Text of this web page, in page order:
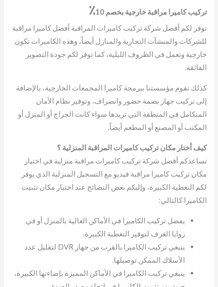
تركيب كاميرا مراقبة خارجية بخصم 10 ٪
توفر لكم أفضل شركة تركيب كاميرات المراقبة أفضل كاميرا مراقبة
للشركات والمنشآت التجارية والمنازل أيضاً، وهذه الكاميرات تكون
خارجية وتعمل في الظروف الليلية، كما توفر لكم جودة التصوير
الفائقة.
كذلك تقوم مؤسستنا ببرمجة كاميرا المجمعات الخارجية، بالإضافة
إلى تركيب جهاز بصمة حضور وانصراف، وتوفير نظام الأمان
المتكامل في المنطقة التي تريدها سواء كانت الجراج أو المنزل أو
المكتب أو المصنع أو المطعم أيضاً.
كيف أختار مكان تركيب كاميرات المراقبة المنزلية ؟
تساعدكم أفضل شركة تركيب كاميرات مراقبة منزلية في اختيار
مكان تركيب كاميرا مراقبة فيديو مع التسجيل المنزلية الذي يوفر
لكم التغطية الكبيرة، وإليكم بعض النصائح عند اختيار مكان تثبيت
الكاميرا كالتالي:
يفضل تركيب الكاميرا في الأماكن العالية بالمنزل أو في
زوايا الغرف لتوفير التغطية الكبيرة.
ينبغي تركيب الكاميرا بالقرب من جهاز DVR لتقليل عدد
الأسلاك الممكن توصيلها.
ينبغي تركيب الكاميرا في الأماكن المميزة بإضاءتها الكبيرة،